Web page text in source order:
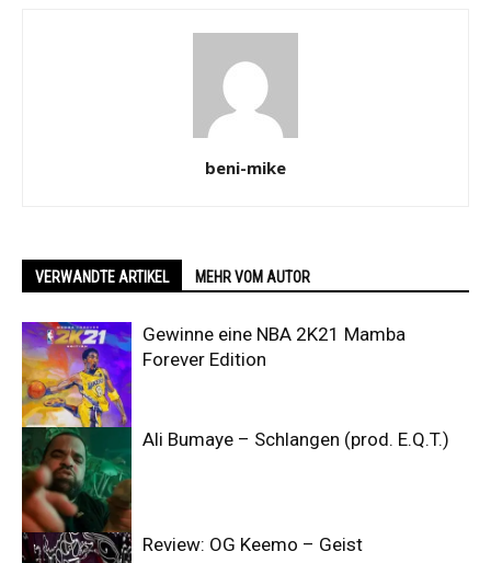
beni-mike
VERWANDTE ARTIKEL MEHR VOM AUTOR
Gewinne eine NBA 2K21 Mamba
Forever Edition
Ali Bumaye – Schlangen (prod. E.Q.T.)
Review: OG Keemo – Geist